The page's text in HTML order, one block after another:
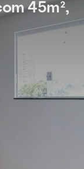
45m²,